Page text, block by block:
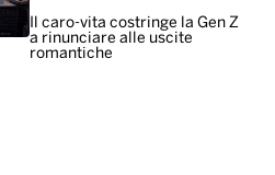
Il caro-vita costringe la Gen Z
a rinunciare alle uscite
romantiche